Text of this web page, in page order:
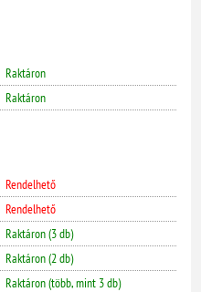
Raktáron
Raktáron
Rendelhető
Rendelhető
Raktáron (3 db)
Raktáron (2 db)
Raktáron (több, mint 3 db)